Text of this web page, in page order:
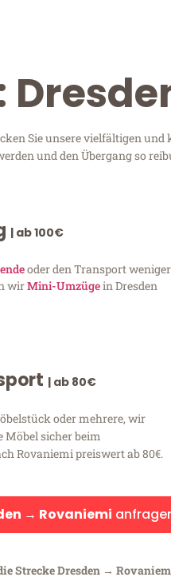
Sie unsere vielfältigen
und den Übergang so
| ab 100€
oder den Transport weniger
wirMini-Umzügein Dresden
| ab 80€
oder mehrere, wir
sicher beim
Rovaniemi preiswert ab 80€.
→ Rovaniemi
Strecke Dresden →